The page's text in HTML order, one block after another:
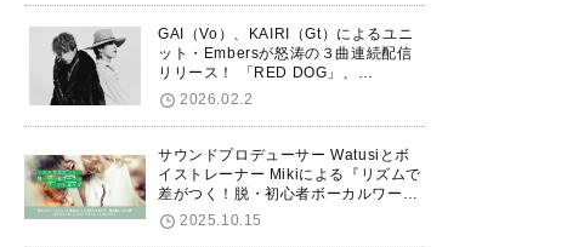
GAI（Vo）、KAIRI（Gt）によるユニ
ット・Embersが怒涛の３曲連続配信
リリース！ 「RED DOG」、
「Untitled Hero」に続き、5thシング
ル「De-Marionette」のリリースを発
表！
2026.02.2
サウンドプロデューサー Watusiとボ
イストレーナー Mikiによる『リズムで
差がつく！脱・初心者ボーカルワーク
ショップ』が12/7に渋谷で開催！
2025.10.15